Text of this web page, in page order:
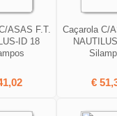
ASAS F.T.
ID 18
Caçarola C/
€